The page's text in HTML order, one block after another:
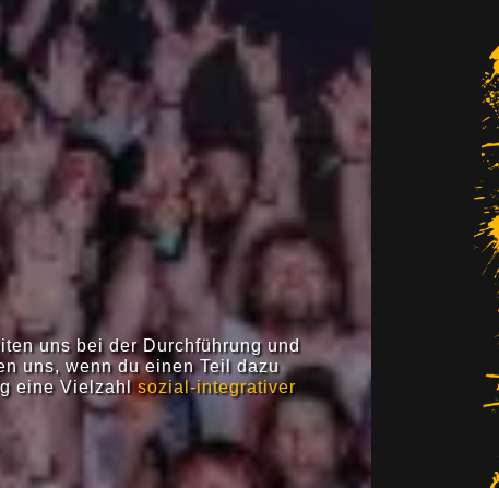
uns bei der Durchführung und
uns, wenn du einen Teil dazu
eine Vielzahl sozial-integrativer